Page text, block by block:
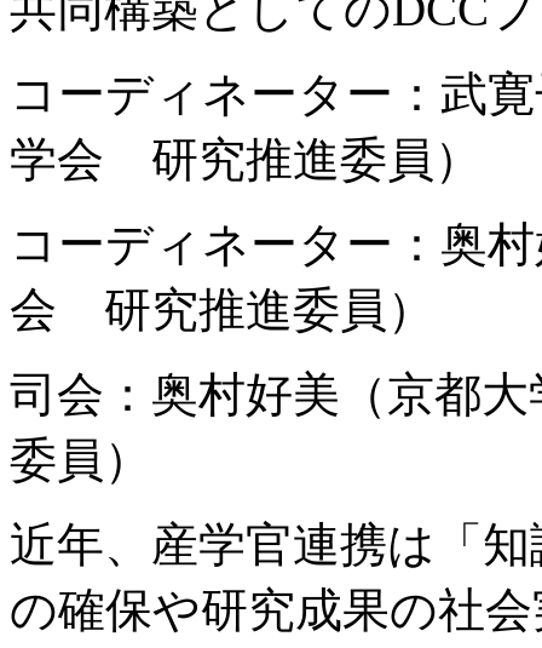
コーディネーター：武
学会 研究推進委員）
コーディネーター：奥
会 研究推進委員）
司会：奥村好美（京都
委員）
近年、産学官連携は「
の確保や研究成果の社